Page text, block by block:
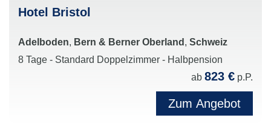
Hotel Bristol
Adelboden, Bern & Berner Oberland , Schweiz
8 Tage - Standard Doppelzimmer - Halbpension
ab 823 € p.P.
Zum Angebot